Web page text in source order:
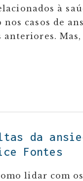
à
casos de
da
Fontes
lidar com